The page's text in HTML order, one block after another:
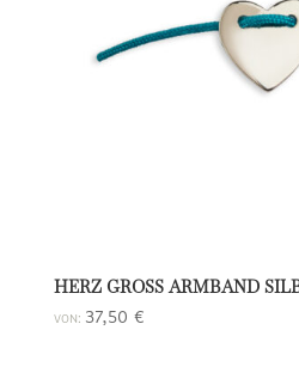
HERZ GROSS ARMBAND
VON: 37,50 €